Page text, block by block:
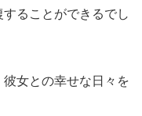
ることができるでし
女との幸せな日々を